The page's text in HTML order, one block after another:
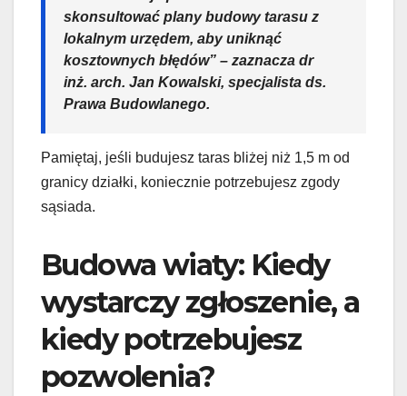
skonsultować plany budowy tarasu z
lokalnym urzędem, aby uniknąć
kosztownych błędów” – zaznacza dr
inż. arch. Jan Kowalski, specjalista ds.
Prawa Budowlanego.
Pamiętaj, jeśli budujesz taras bliżej niż 1,5 m od
granicy działki, koniecznie potrzebujesz zgody
sąsiada.
Budowa wiaty: Kiedy
wystarczy zgłoszenie, a
kiedy potrzebujesz
pozwolenia?